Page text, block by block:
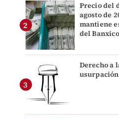
Precio del
agosto de
mantiene
del Banxico
Derecho a